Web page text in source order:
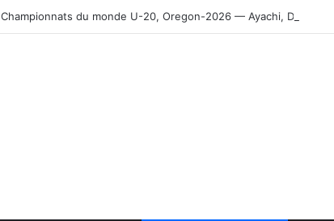
Championnats du monde U-20, Oregon-2026 — Ayachi, Dissa,